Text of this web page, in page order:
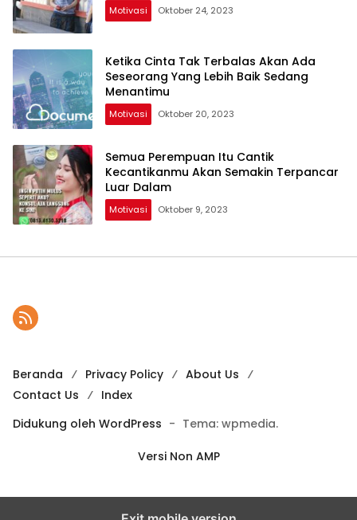
Motivasi Oktober 24, 2023
Ketika Cinta Tak Terbalas Akan Ada
Seseorang Yang Lebih Baik Sedang
Menantimu
Motivasi Oktober 20, 2023
Semua Perempuan Itu Cantik
Kecantikanmu Akan Semakin Terpancar
Luar Dalam
Motivasi Oktober 9, 2023
Beranda Privacy Policy
About Us
Contact Us
Index
Didukung oleh WordPress - Tema: wpmedia.
Versi Non AMP